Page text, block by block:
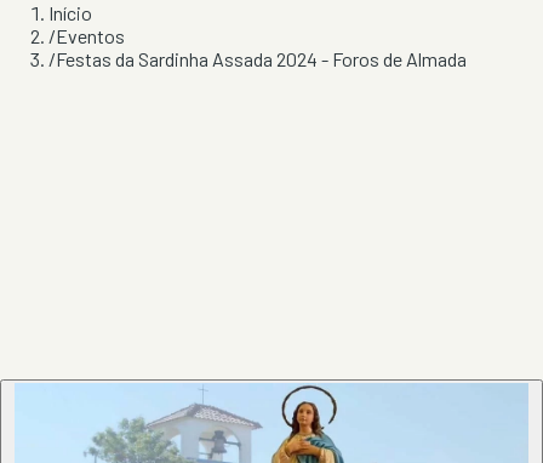
Início
/Eventos
/Festas da Sardinha Assada 2024 - Foros de Almada